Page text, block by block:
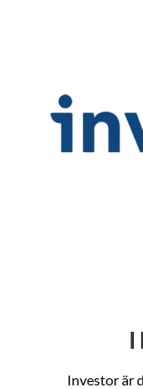
Investor är